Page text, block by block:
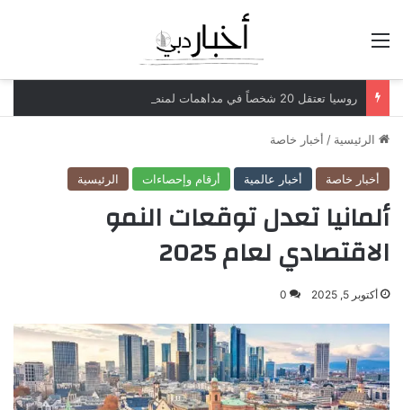
الرئيسية / أخبار خاصة
أخبار خاصة أخبار عالمية أرقام وإحصاءات الرئيسية
ألمانيا تعدل توقعات النمو
الاقتصادي لعام 2025
أكتوبر 5, 2025 0